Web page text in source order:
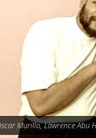
Murillo, Lawrence Abu